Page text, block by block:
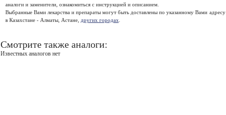
аналоги и заменители, ознакомиться с инструкцией и описанием.
Выбранные Вами лекарства и препараты могут быть доставлены по указанному Вами адресу
в Казахстане - Алматы, Астане, других городах
Смотрите также аналоги:
Известных аналогов нет